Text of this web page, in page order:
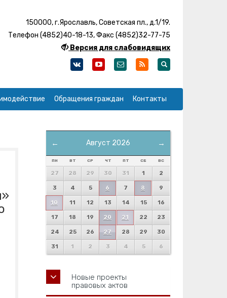
150000, г.Ярославль, Советская пл., д.1/19.
Телефон (4852)40-18-13, Факс (4852)32-77-75
Версия для слабовидящих
Обращения граждан Контакты
← →
Август 2026
ПН ВТ СР ЧТ ПТ СБ ВС
27 28 29 30 31 1 2
3 4 5 6 7 8 9
10 11 12 13 14 15 16
17 18 19 20 21 22 23
24 25 26 27 28 29 30
31 1 2 3 4 5 6
Новые проекты
правовых актов